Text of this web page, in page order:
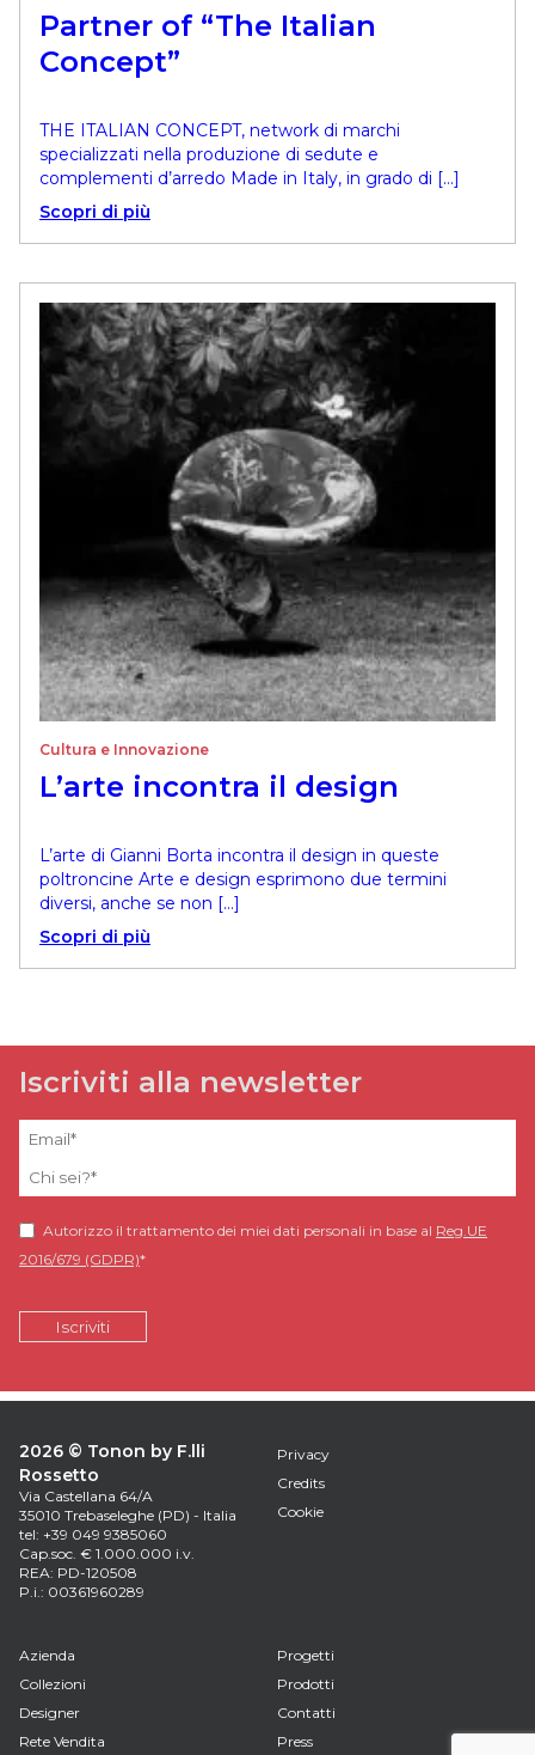
Partner of “The Italian
Concept”
THE ITALIAN CONCEPT, network di marchi
specializzati nella produzione di sedute e
complementi d’arredo Made in Italy, in grado di […]
Scopri di più
Cultura e Innovazione
L’arte incontra il design
L’arte di Gianni Borta incontra il design in queste
poltroncine Arte e design esprimono due termini
diversi, anche se non […]
Scopri di più
2026 © Tonon by F.lli
Rossetto
Via Castellana 64/A
35010 Trebaseleghe (PD) - Italia
tel: +39 049 9385060
Cap.soc. € 1.000.000 i.v.
REA: PD-120508
P.i.: 00361960289
Privacy
Credits
Cookie
Azienda
Progetti
Collezioni
Prodotti
Designer
Contatti
Rete Vendita
Press
Iscriviti alla newsletter
Autorizzo il trattamento dei miei dati personali in base al Reg.UE
2016/679 (GDPR)*